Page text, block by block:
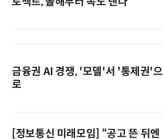
금융권 AI 경쟁, '모델'서 '통제권'으
로
[정보통신 미래모임] “공고 뜬 뒤엔